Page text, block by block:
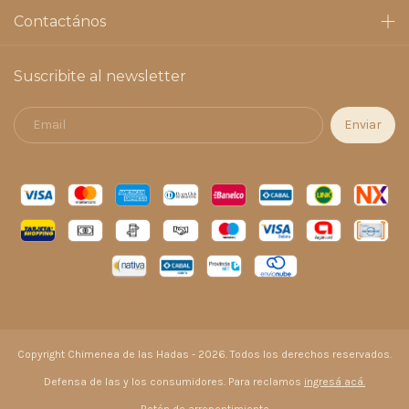
Contactános
Suscribite al newsletter
Copyright Chimenea de las Hadas - 2026. Todos los derechos reservados.
Defensa de las y los consumidores. Para reclamos ingresá acá.